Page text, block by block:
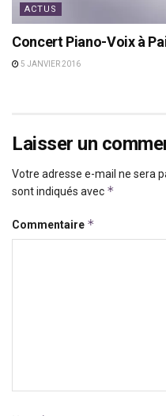
ACTUS
Concert Piano-Voix à
5 JANVIER 2016
Laisser un
Votre adresse e-mail ne sera
sont indiqués avec *
Commentaire *